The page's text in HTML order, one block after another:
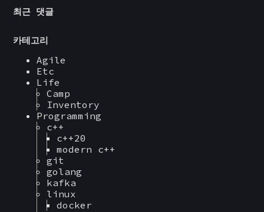
최근 댓글
카테고리
Agile
Etc
Life
Camp
Inventory
Programming
c++
c++20
modern c++
git
golang
kafka
linux
docker